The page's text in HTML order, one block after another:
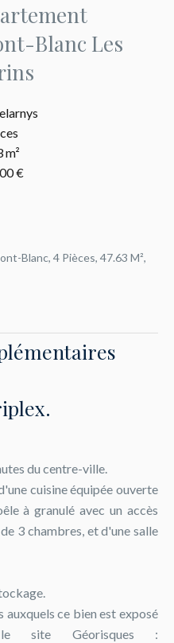
Blanc Les
m²
€
Blanc, 4 Pièces, 47.63 M²,
du centre-ville.
cuisine équipée ouverte
à granulé avec un accès
3 chambres, et d'une salle
auxquels ce bien est exposé
site Géorisques :